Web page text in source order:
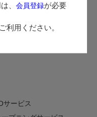
、 会員登録が必要
利用ください。
ログ請求
サービス